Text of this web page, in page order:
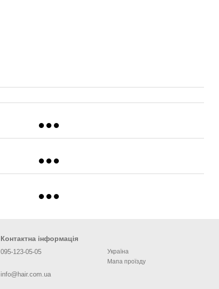
Контактна інформація
095-123-05-05
info@hair.com.ua
Україна
Мапа проїзду